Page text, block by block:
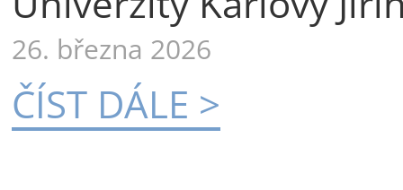
26. března 2026
ČÍST DÁLE >